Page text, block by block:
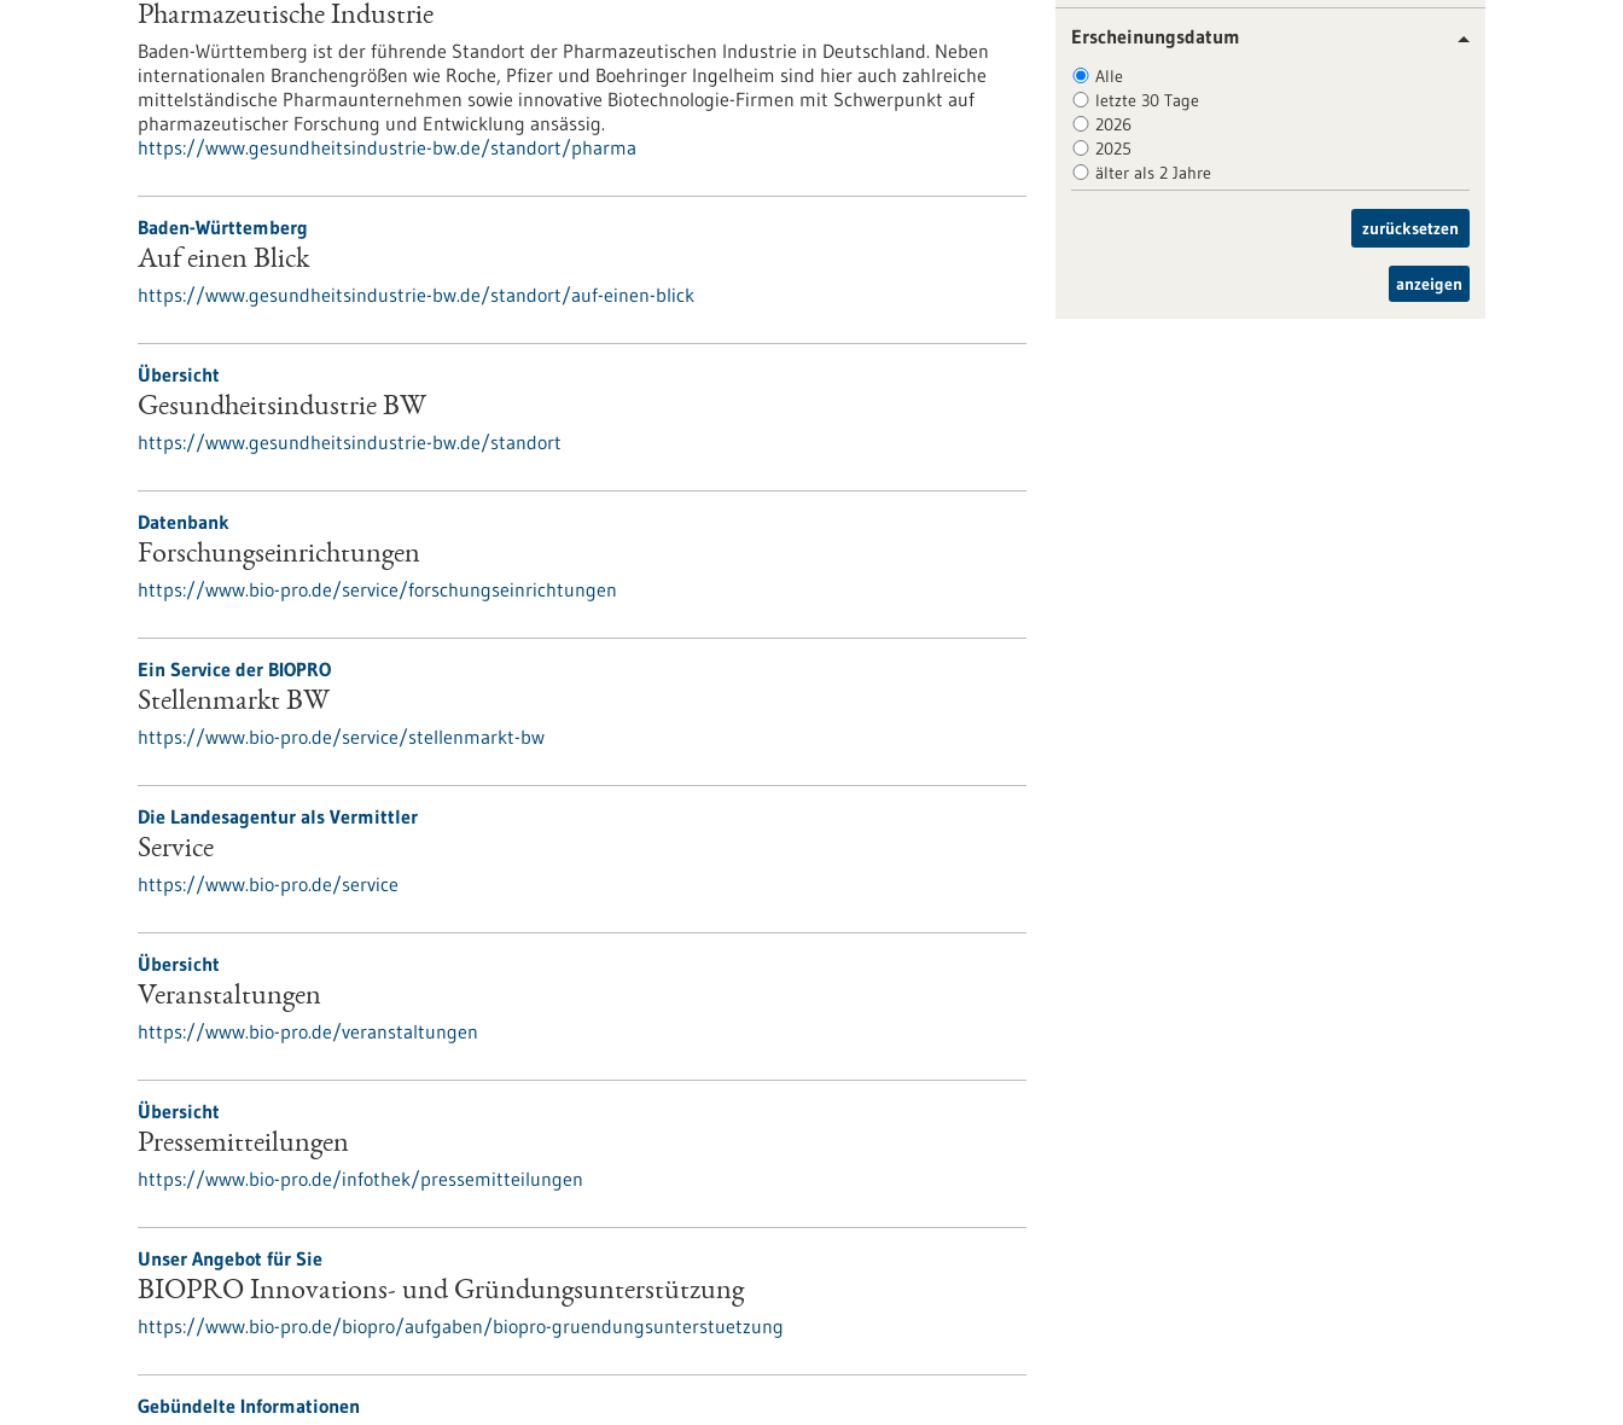
Pharmazeutische Industrie
Baden-Württemberg ist der führende Standort der Pharmazeutischen Industrie in Deutschland. Neben
internationalen Branchengrößen wie Roche, Pfizer und Boehringer Ingelheim sind hier auch zahlreiche
mittelständische Pharmaunternehmen sowie innovative Biotechnologie-Firmen mit Schwerpunkt auf
pharmazeutischer Forschung und Entwicklung ansässig.
https://www.gesundheitsindustrie-bw.de/standort/pharma
Baden-Württemberg
Auf einen Blick
https://www.gesundheitsindustrie-bw.de/standort/auf-einen-blick
Übersicht
Gesundheitsindustrie BW
https://www.gesundheitsindustrie-bw.de/standort
Datenbank
Forschungseinrichtungen
https://www.bio-pro.de/service/forschungseinrichtungen
Ein Service der BIOPRO
Stellenmarkt BW
https://www.bio-pro.de/service/stellenmarkt-bw
Die Landesagentur als Vermittler
Service
https://www.bio-pro.de/service
Übersicht
Veranstaltungen
https://www.bio-pro.de/veranstaltungen
Übersicht
Pressemitteilungen
https://www.bio-pro.de/infothek/pressemitteilungen
Unser Angebot für Sie
BIOPRO Innovations- und Gründungsunterstützung
https://www.bio-pro.de/biopro/aufgaben/biopro-gruendungsunterstuetzung
Gebündelte Informationen
Erscheinungsdatum
Alle
letzte 30 Tage
2026
2025
älter als 2 Jahre
zurücksetzen
anzeigen